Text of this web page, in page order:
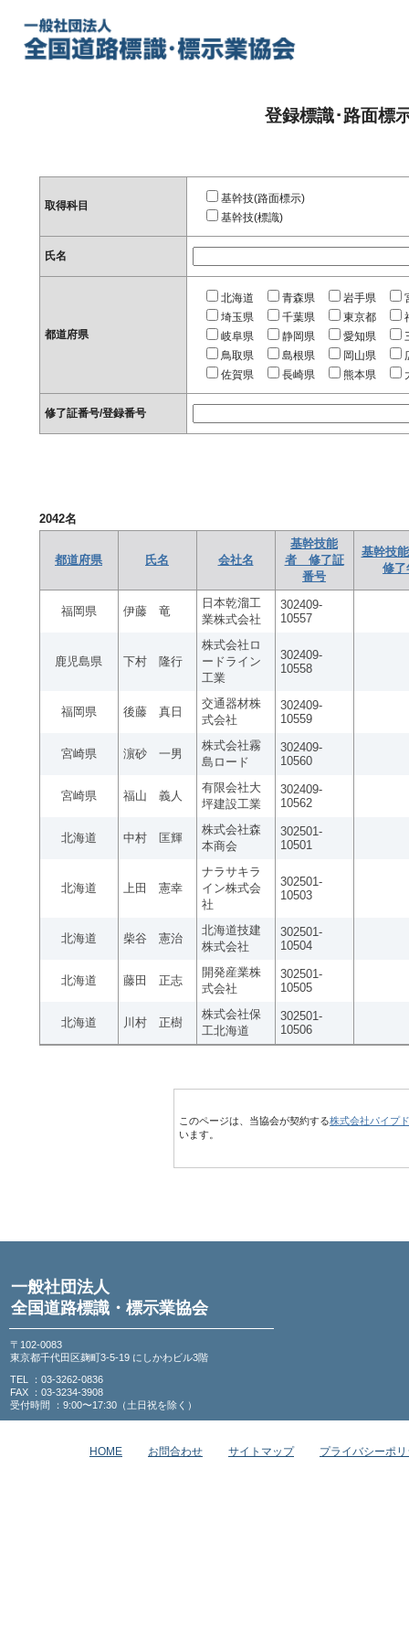
登録標識･路面標
取得科目
基幹技(路面標示)
基幹技(標識)
氏名
都道府県
北海道 青森県 岩手県
埼玉県
千葉県 東京都
岐阜県
静岡県 愛知県
鳥取県
島根県 岡山県
佐賀県
長崎県 熊本県
修了証番号/登録番号
2042名
都道府県 氏名 会社名
基幹技能
者 修了証
番号
基幹技
修了
福岡県 伊藤 竜
日本乾溜工
業株式会社
302409-
10557
鹿児島県 下村 隆行
株式会社ロ
ードライン
工業
302409-
10558
福岡県 後藤 真日
交通器材株
式会社
302409-
10559
宮崎県 濵砂 一男
株式会社霧
島ロード
302409-
10560
宮崎県 福山 義人
有限会社大
坪建設工業
302409-
10562
北海道 中村 匡輝
株式会社森
本商会
302501-
10501
北海道 上田 憲幸
ナラサキラ
イン株式会
社
302501-
10503
北海道 柴谷 憲治
北海道技建
株式会社
302501-
10504
北海道 藤田 正志
開発産業株
式会社
302501-
10505
北海道 川村 正樹
株式会社保
工北海道
302501-
10506
このページは、当協会が契約する株式会社パイプ
います。
一般社団法人
全国道路標識・標示業協会
〒102-0083
東京都千代田区麹町3-5-19 にしかわビル3階
TEL ：03-3262-0836
FAX ：03-3234-3908
受付時間 ：9:00〜17:30（土日祝を除く）
HOME お問合わせ サイトマップ プライバシーポ